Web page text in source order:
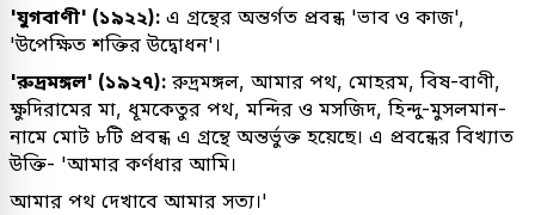
'যুগবাণী' (১৯২২): এ গ্রন্থের অন্তর্গত প্রবন্ধ 'ভাব ও কাজ',
'উপেক্ষিত শক্তির উদ্বোধন'।
'রুদ্রমঙ্গল' (১৯২৭): রুদ্রমঙ্গল, আমার পথ, মোহরম, বিষ-বাণী,
ক্ষুদিরামের মা, ধূমকেতুর পথ, মন্দির ও মসজিদ, হিন্দু-মুসলমান-
নামে মোট ৮টি প্রবন্ধ এ গ্রন্থে অন্তর্ভুক্ত হয়েছে। এ প্রবন্ধের বিখ্যাত
উক্তি- 'আমার কর্ণধার আমি।
আমার পথ দেখাবে আমার সত্য।'